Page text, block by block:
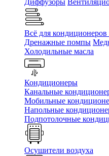
Диффузоры
Всё для
Дренажные помпы
Холодильные масла
Кондиционеры
Канальные
Мобильные
Напольные
Подпотолочные
Осушители воздуха